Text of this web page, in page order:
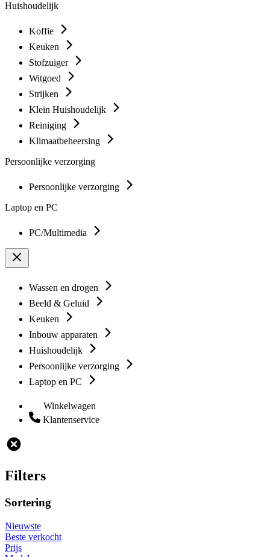
Huishoudelijk
Koffie
Keuken
Stofzuiger
Witgoed
Strijken
Klein Huishoudelijk
Reiniging
Klimaatbeheersing
Persoonlijke verzorging
Persoonlijke verzorging
Laptop en PC
PC/Multimedia
Wassen en drogen
Beeld & Geluid
Keuken
Inbouw apparaten
Huishoudelijk
Persoonlijke verzorging
Laptop en PC
Winkelwagen
Klantenservice
Filters
Sortering
Nieuwste
Beste verkocht
Prijs